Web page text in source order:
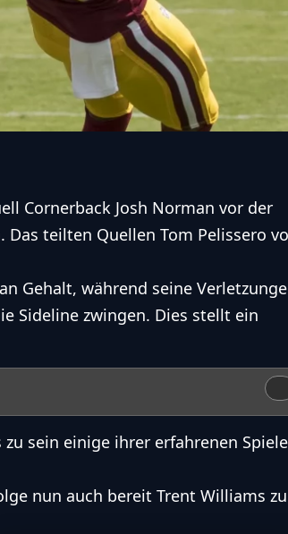
Cornerback Josh Norman vor der
Das teilten Quellen Tom Pelissero
Gehalt, während seine
Sideline zwingen. Dies stellt ein
zu sein einige ihrer erfahrenen
nun auch bereit Trent Williams zu